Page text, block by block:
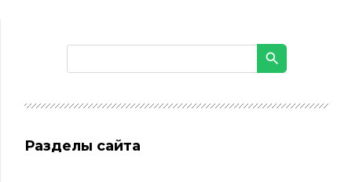
Разделы сайта